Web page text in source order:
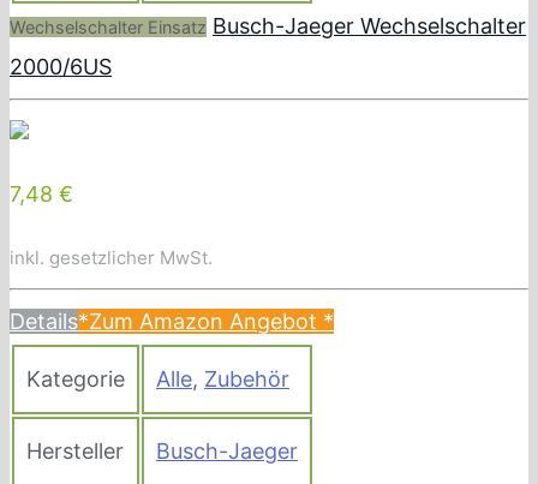
Wechselschalter Einsatz Busch-Jaeger Wechselschalter
2000/6US
7,48 €
inkl. gesetzlicher MwSt.
Details*Zum Amazon Angebot *
Kategorie Alle, Zubehör
Hersteller Busch-Jaeger